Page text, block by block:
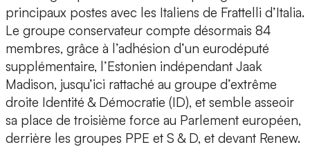
principaux postes avec les Italiens de Frattelli d’Italia.
Le groupe conservateur compte désormais 84
membres, grâce à l’adhésion d’un eurodéputé
supplémentaire, l’Estonien indépendant Jaak
Madison, jusqu’ici rattaché au groupe d’extrême
droite Identité & Démocratie (ID), et semble asseoir
sa place de troisième force au Parlement européen,
derrière les groupes PPE et S & D, et devant Renew.